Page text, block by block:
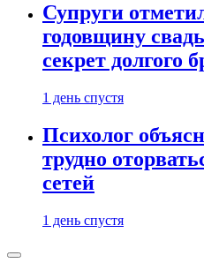
Супруги
годовщину
секрет долгого
1 день спустя
Психолог
трудно
сетей
1 день спустя